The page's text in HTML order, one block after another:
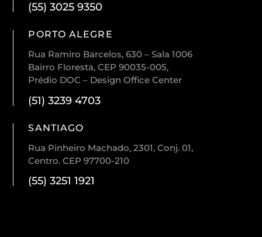
(55) 3025 9350
PORTO ALEGRE
Rua Ramiro Barcelos, 630 – Sala 1006
Bairro Floresta, CEP 90035-005,
Prédio DOC – Design Office Center
(51) 3239 4703
SANTIAGO
Rua Pinheiro Machado, 2301, Conj. 01,
Centro. CEP 97700-210
(55) 3251 1921